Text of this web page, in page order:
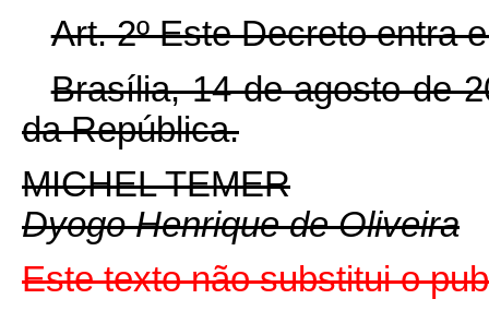
Art. 2º Este Decreto entra
Brasília, 14 de agosto de
da República.
MICHEL TEMER
Dyogo Henrique de Oliveira
Este texto não substitui o